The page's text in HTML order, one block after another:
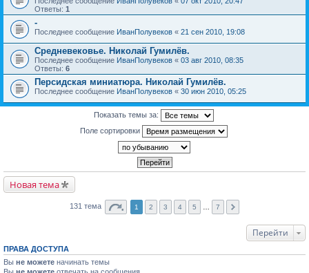
Ответы: 1
-
Последнее сообщение ИванПолувеков « 21 сен 2010, 19:08
Средневековье. Николай Гумилёв.
Последнее сообщение ИванПолувеков « 03 авг 2010, 08:35
Ответы: 6
Персидская миниатюра. Николай Гумилёв.
Последнее сообщение ИванПолувеков « 30 июн 2010, 05:25
Показать темы за:
Поле сортировки
Новая тема
131 тема 1 2 3 4 5 7
Перейти
ПРАВА ДОСТУПА
Вы не можете начинать темы